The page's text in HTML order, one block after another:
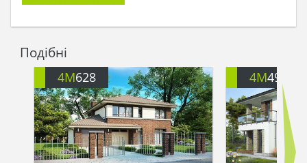
Подібні
4M628 4M499